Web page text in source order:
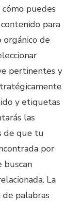
puedes
para
de
pertinentes y
y etiquetas
las
de que tu
por
buscan
La
de palabras